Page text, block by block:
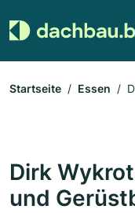
Startseite Essen
Dirk
und